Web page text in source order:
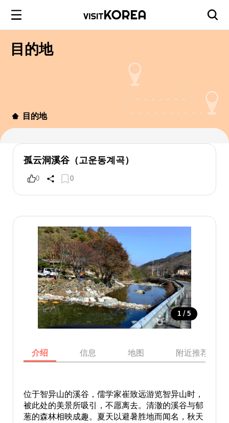
目的地
目的地
孤云洞溪谷（고운동계곡）
0 0
1 / 5
介绍 信息 地图 附近推荐景点
位于智异山的溪谷，儒学家崔致远游览智异山时，
被此处的美景所吸引，不愿离去。清澈的溪谷与郁
葱的森林相映成趣。夏天以避暑胜地而闻名，秋天